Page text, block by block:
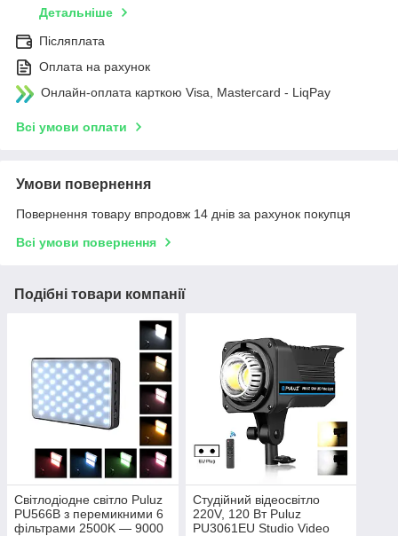
Детальніше
Післяплата
Оплата на рахунок
Онлайн-оплата карткою Visa, Mastercard - LiqPay
Всі умови оплати
Умови повернення
Повернення товару впродовж 14 днів за рахунок покупця
Всі умови повернення
Подібні товари компанії
Світлодіодне світло Puluz
PU566B з перемикними 6
фільтрами 2500K — 9000
Студійний відеосвітло
220V, 120 Вт Puluz
PU3061EU Studio Video